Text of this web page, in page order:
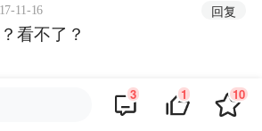
11-16 回复
看不了？
3 1 10